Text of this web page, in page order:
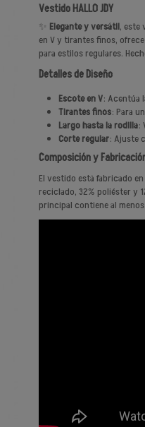
Vestido HALLO JDY
✨ Elegante y versátil, este
en V y tirantes finos,
para estilos regulares.
Detalles de Diseño
Escote en V: Acentúa
Tirantes finos: Para
Largo hasta la rodilla:
Corte regular: Ajuste
Composición y
El vestido está fabricado
reciclado, 32% poliéster y
principal contiene al